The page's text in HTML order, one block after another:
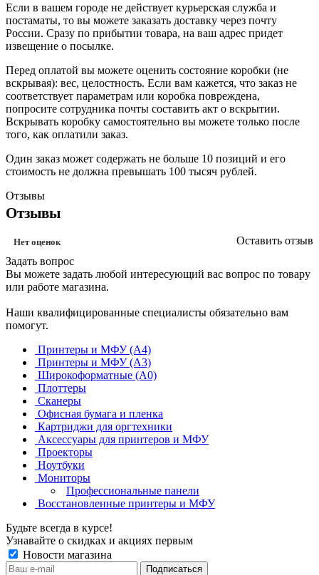
Если в вашем городе не действует курьерская служба и
постаматы, то вы можете заказать доставку через почту
России. Сразу по прибытии товара, на ваш адрес придет
извещение о посылке.
Перед оплатой вы можете оценить состояние коробки (не
вскрывая): вес, целостность. Если вам кажется, что заказ не
соответствует параметрам или коробка повреждена,
попросите сотрудника почты составить акт о вскрытии.
Вскрывать коробку самостоятельно вы можете только после
того, как оплатили заказ.
Один заказ может содержать не больше 10 позиций и его
стоимость не должна превышать 100 тысяч рублей.
Отзывы
Отзывы
Нет оценок
Оставить отзыв
Задать вопрос
Вы можете задать любой интересующий вас вопрос по товару
или работе магазина.
Наши квалифицированные специалисты обязательно вам
помогут.
Принтеры и МФУ (А4)
Принтеры и МФУ (А3)
Широкоформатные (А0)
Плоттеры
Сканеры
Офисная бумага и пленка
Картриджи для оргтехники
Аксессуары для принтеров и МФУ
Проекторы
Ноутбуки
Мониторы
Профессиональные панели
Восстановленные принтеры и МФУ
Будьте всегда в курсе!
Узнавайте о скидках и акциях первым
Новости магазина